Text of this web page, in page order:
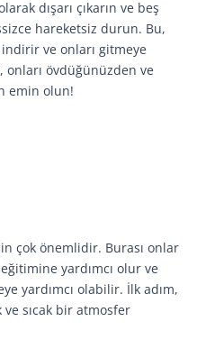
dışarı çıkarın ve beş
hareketsiz durun. Bu,
indirir ve onları gitmeye
onları övdüğünüzden ve
emin olun!
çok önemlidir. Burası onlar
yardımcı olur ve
yardımcı olabilir. İlk adım,
sıcak bir atmosfer